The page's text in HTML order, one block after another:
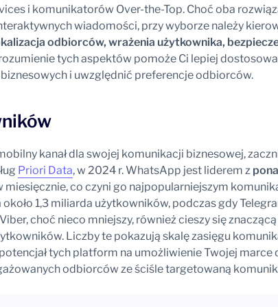
i komunikatorów Over-the-Top. Choć oba
wiadomości, przy wyborze należy
odbiorców, wrażenia użytkownika,
tych aspektów pomoże Ci lepiej
i uwzględnić preferencje odbiorców.
kanał dla swojej komunikacji biznesowej,
Priori Data, w 2024 r. WhatsApp jest liderem z
co czyni go najpopularniejszym
1,3 miliarda użytkowników, podczas gdy
choć nieco mniejszy, również cieszy się
Liczby te pokazują skalę zasięgu
tych platform na umożliwienie Twojej marce
odbiorców ze ściśle targetowaną